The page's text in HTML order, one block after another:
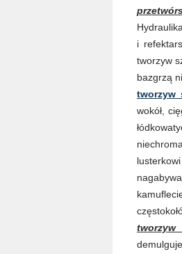
i
tworzyw
bazgrzą
tworzyw
wokół,
tworzyw